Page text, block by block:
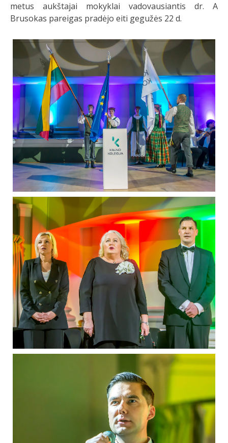
metus aukštajai mokyklai vadovausiantis dr. A
Brusokas pareigas pradėjo eiti gegužės 22 d.